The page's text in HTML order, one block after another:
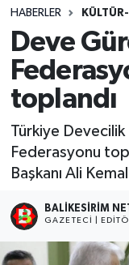
HABERLER
Deve
toplandı
Türkiye
Federasyonu
Başkanı Ali
BALIKESIRIM
GAZETECI |